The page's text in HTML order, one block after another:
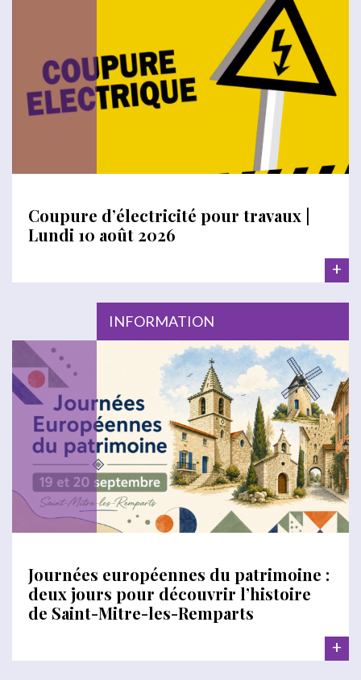
Coupure d’électricité pour travaux |
Lundi 10 août 2026
+
INFORMATION
Journées européennes du patrimoine :
deux jours pour découvrir l’histoire
de Saint-Mitre-les-Remparts
+